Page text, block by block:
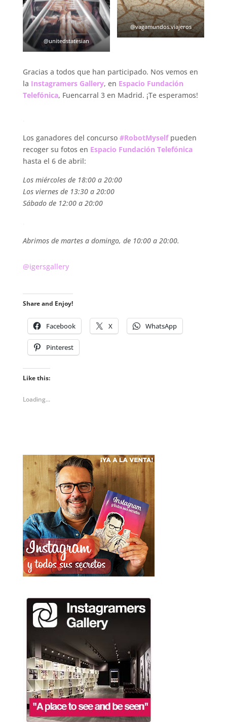
@unitedstatesian
@vagamundos.viajeros
Gracias a todos que han participado. Nos vemos en
la Instagramers Gallery, en Espacio Fundación
Telefónica, Fuencarral 3 en Madrid. ¡Te esperamos!
Los ganadores del concurso #RobotMyselfpueden
recoger su fotos en Espacio Fundación Telefónica
hasta el 6 de abril:
Los miércoles de 18:00 a 20:00
Los viernes de 13:30 a 20:00
Sábado de 12:00 a 20:00
Abrimos de martes a domingo, de 10:00 a 20:00.
@igersgallery
Share and Enjoy!
Facebook X WhatsApp
Pinterest
Like this:
Loading...